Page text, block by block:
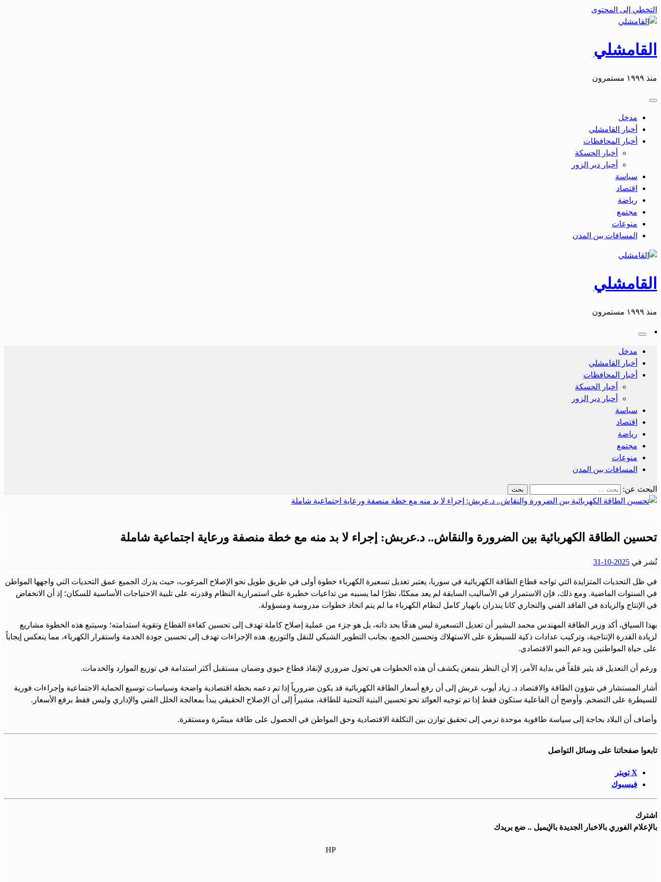
التخطي إلى المحتوى
القامشلي
منذ ١٩٩٩ مستمرون
مدخل
أخبار القامشلي
أخبار المحافظات
أخبار الحسكة
أحبار دير الزور
سياسة
اقتصاد
رياضة
مجتمع
منوعات
المسافات بين المدن
القامشلي
منذ ١٩٩٩ مستمرون
مدخل
أخبار القامشلي
أخبار المحافظات
أخبار الحسكة
أحبار دير الزور
سياسة
اقتصاد
رياضة
مجتمع
منوعات
المسافات بين المدن
البحث عن:
تحسين الطاقة الكهربائية بين الضرورة والنقاش.. د.عربش: إجراء لا بد منه مع خطة منصفة ورعاية اجتماعية شاملة
نُشر في 2025-10-31
في ظل التحديات المتزايدة التي تواجه قطاع الطاقة الكهربائية في سوريا، يعتبر تعديل تسعيرة الكهرباء خطوة أولى في طريق طويل نحو الإصلاح المرغوب، حيث يدرك الجميع عمق التحديات التي واجهها المواطن
في السنوات الماضية. ومع ذلك، فإن الاستمرار في الأساليب السابقة لم يعد ممكنًا، نظرًا لما يسببه من تداعيات خطيرة على استمرارية النظام وقدرته على تلبية الاحتياجات الأساسية للسكان؛ إذ أن الانخفاض
في الإنتاج والزيادة في الفاقد الفني والتجاري كانا ينذران بانهيار كامل لنظام الكهرباء ما لم يتم اتخاذ خطوات مدروسة ومسؤولة.
بهذا السياق، أكد وزير الطاقة المهندس محمد البشير أن تعديل التسعيرة ليس هدفًا بحد ذاته، بل هو جزء من عملية إصلاح كاملة تهدف إلى تحسين كفاءة القطاع وتقوية استدامته؛ وسيتبع هذه الخطوة مشاريع
لزيادة القدرة الإنتاجية، وتركيب عدادات ذكية للسيطرة على الاستهلاك وتحسين الجمع، بجانب التطوير الشبكي للنقل والتوزيع. هذه الإجراءات تهدف إلى تحسين جودة الخدمة واستقرار الكهرباء، مما ينعكس إيجاباً
على حياة المواطنين ويدعم النمو الاقتصادي.
ورغم أن التعديل قد يثير قلقاً في بداية الأمر، إلا أن النظر بتمعن يكشف أن هذه الخطوات هي تحول ضروري لإنقاذ قطاع حيوي وضمان مستقبل أكثر استدامة في توزيع الموارد والخدمات.
أشار المستشار في شؤون الطاقة والاقتصاد د. زياد أيوب عربش إلى أن رفع أسعار الطاقة الكهربائية قد يكون ضرورياً إذا تم دعمه بخطة اقتصادية واضحة وسياسات توسيع الحماية الاجتماعية وإجراءات فورية
للسيطرة على التضخم. وأوضح أن الفاعلية ستكون فقط إذا تم توجيه العوائد نحو تحسين البنية التحتية للطاقة، مشيراً إلى أن الإصلاح الحقيقي يبدأ بمعالجة الخلل الفني والإداري وليس فقط برفع الأسعار.
وأضاف أن البلاد بحاجة إلى سياسة طاقوية موحدة ترمي إلى تحقيق توازن بين التكلفة الاقتصادية وحق المواطن في الحصول على طاقة ميسّرة ومستقرة.
تابعوا صفحاتنا على وسائل التواصل
X تويتر
فيسبوك
اشترك
بالإعلام الفوري بالاخبار الجديدة بالإيميل .. ضع بريدك
HP